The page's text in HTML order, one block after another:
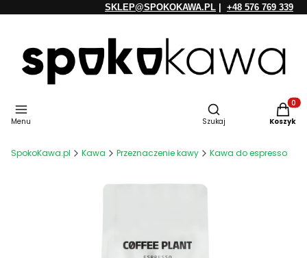
SKLEP@SPOKOKAWA.PL +48 576 769 339
Menu
Otwórz wyszukiwarkę
Szukaj Koszyk
SpokoKawa.pl Kawa Przeznaczenie kawy Kawa do espresso